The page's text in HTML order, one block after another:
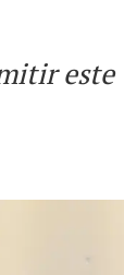
este